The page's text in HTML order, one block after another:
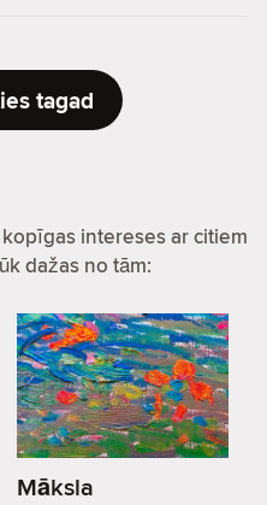
tagad
intereses ar citiem
dažas no tām:
Māksla